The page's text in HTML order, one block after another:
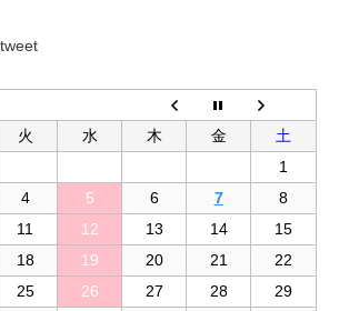
火 水 木 金
土
1
4 5 6 7
8
11 12 13 14
15
18 19 20 21
22
25 26 27 28
29